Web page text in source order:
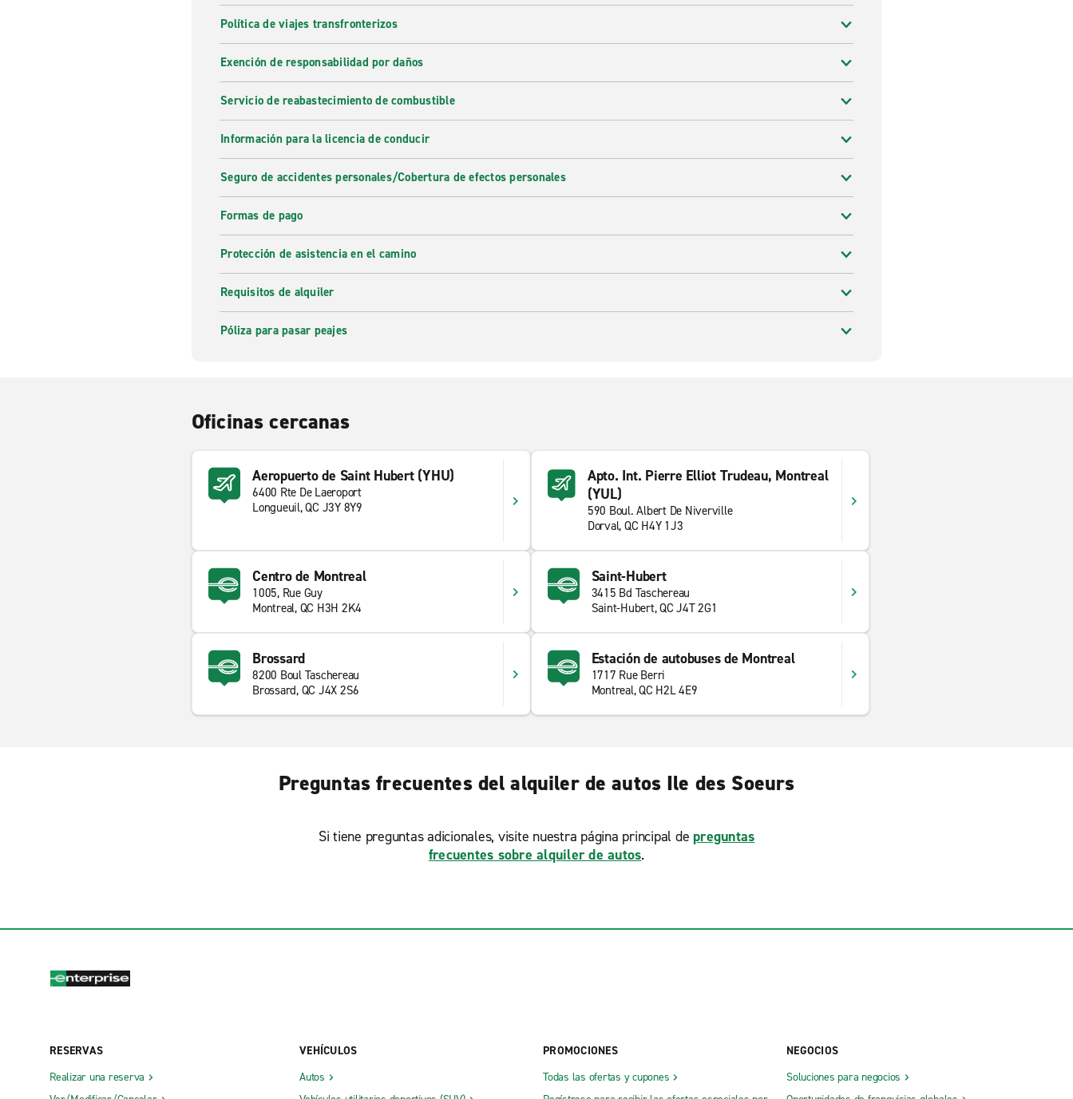
Política de viajes transfronterizos
Exención de responsabilidad por daños
Servicio de reabastecimiento de combustible
Información para la licencia de conducir
Seguro de accidentes personales/Cobertura de efectos personales
Formas de pago
Protección de asistencia en el camino
Requisitos de alquiler
Póliza para pasar peajes
Oficinas cercanas
Aeropuerto de Saint Hubert (YHU)
6400 Rte De Laeroport
Longueuil, QC J3Y 8Y9
Apto. Int. Pierre Elliot Trudeau, Montreal
(YUL)
590 Boul. Albert De Niverville
Dorval, QC H4Y 1J3
Centro de Montreal
1005, Rue Guy
Montreal, QC H3H 2K4
Saint-Hubert
3415 Bd Taschereau
Saint-Hubert, QC J4T 2G1
Brossard
8200 Boul Taschereau
Brossard, QC J4X 2S6
Estación de autobuses de Montreal
1717 Rue Berri
Montreal, QC H2L 4E9
Preguntas frecuentes del alquiler de autos Ile des Soeurs
Si tiene preguntas adicionales, visite nuestra página principal de preguntas
frecuentes sobre alquiler de autos.
RESERVAS
Realizar una reserva
VEHÍCULOS
Autos
PROMOCIONES
Todas las ofertas y cupones
NEGOCIOS
Soluciones para negocios